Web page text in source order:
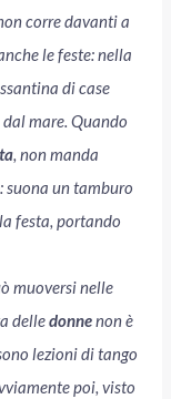
corre davanti a
le feste: nella
di case
mare. Quando
, non manda
suona un tamburo
festa, portando
muoversi nelle
delledonnenon è
lezioni di tango
poi, visto